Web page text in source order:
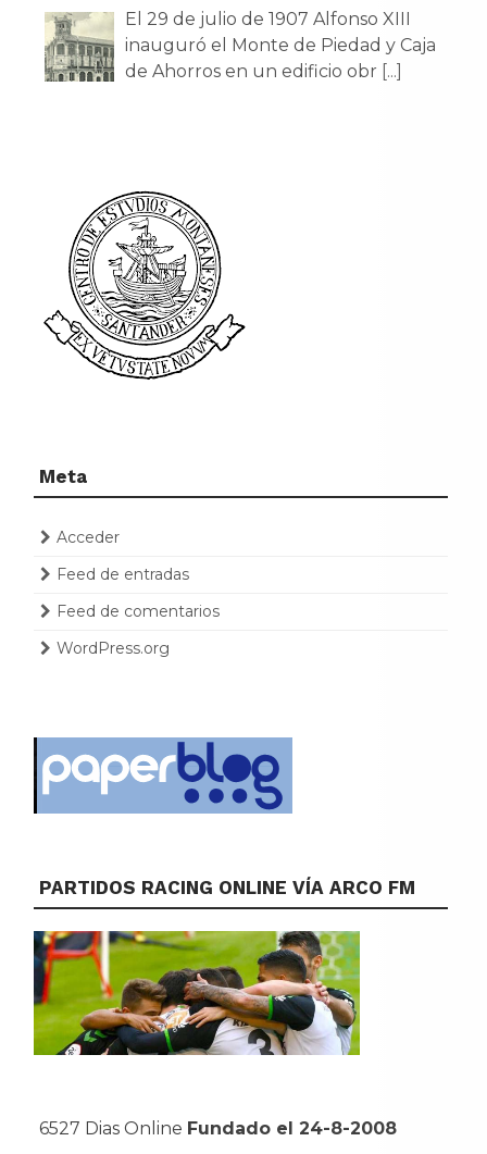
El 29 de julio de 1907 Alfonso XIII
inauguró el Monte de Piedad y Caja
de Ahorros en un edificio obr [...]
Meta
Acceder
Feed de entradas
Feed de comentarios
WordPress.org
PARTIDOS RACING ONLINE VÍA ARCO FM
6527 Dias Online Fundado el 24-8-2008